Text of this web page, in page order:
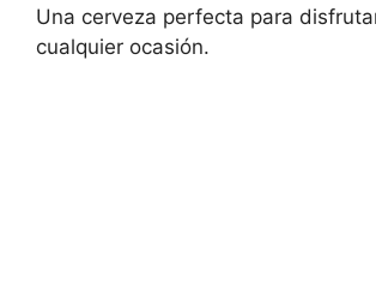
Una cerveza perfecta para
cualquier ocasión.